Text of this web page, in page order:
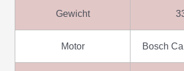
Gewicht
Motor Bosch